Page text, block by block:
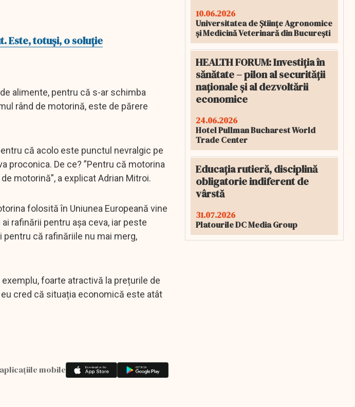
Este, totuși, o soluție
alimente, pentru că s-ar schimba
rând de motorină, este de părere
că acolo este punctul nevralgic pe
proconica. De ce? ”Pentru că motorina
motorină”, a explicat Adrian Mitroi.
folosită în Uniunea Europeană vine
rafinării pentru așa ceva, iar peste
că rafinăriile nu mai merg,
foarte atractivă la prețurile de
cred că situația economică este atât
mobile
10.06.2026
Universitatea de Științe Agronomice
și Medicină Veterinară din București
HEALTH FORUM: Investiția în
sănătate – pilon al securității
naționale și al dezvoltării
economice
24.06.2026
Hotel Pullman Bucharest World
Trade Center
Educația rutieră, disciplină
obligatorie indiferent de
vârstă
31.07.2026
Platourile DC Media Group